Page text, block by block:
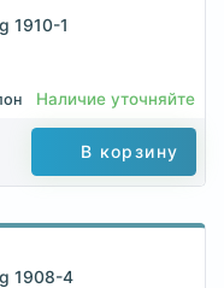
1910-1
Наличие уточняйте
В корзину
1908-4